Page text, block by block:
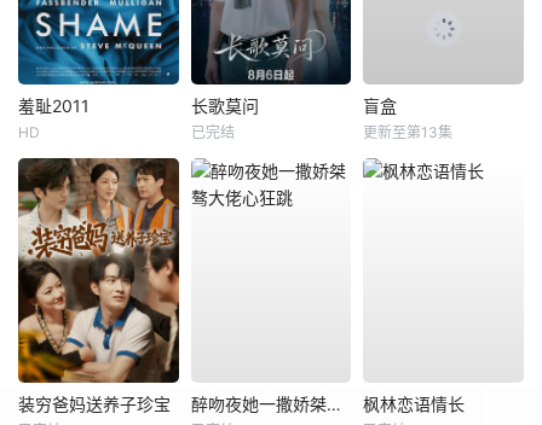
羞耻2011
HD
长歌莫问
已完结
盲盒
更新至第13集
装穷爸妈送养子珍宝 醉吻夜她一撒娇桀骜大佬心狂跳 枫林恋语情长